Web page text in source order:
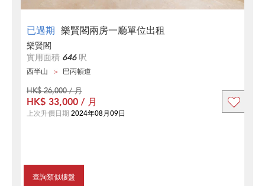
已過期 樂賢閣兩房一廳單位出租
樂賢閣
實用面積 646呎
西半山 巴丙頓道
查詢類似樓盤
HK$ 26,000 / 月
HK$ 33,000 / 月
上次升價日期 2024年08月09日